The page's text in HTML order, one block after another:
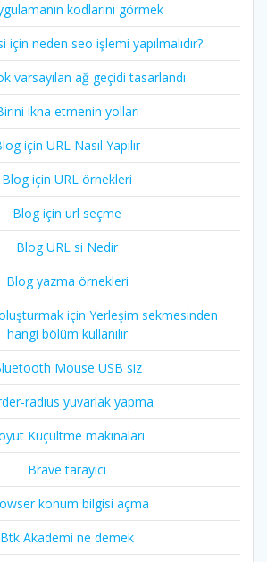
kodlarını görmek
için neden seo işlemi yapılmalıdır?
varsayılan ağ geçidi tasarlandı
ikna etmenin yolları
için URL Nasıl Yapılır
Blog için URL örnekleri
Blog için url seçme
Blog URL si Nedir
Blog yazma örnekleri
için Yerleşim sekmesinden
hangi bölüm kullanılır
Mouse USB siz
radius yuvarlak yapma
Küçültme makinaları
Brave tarayıcı
konum bilgisi açma
Btk Akademi ne demek